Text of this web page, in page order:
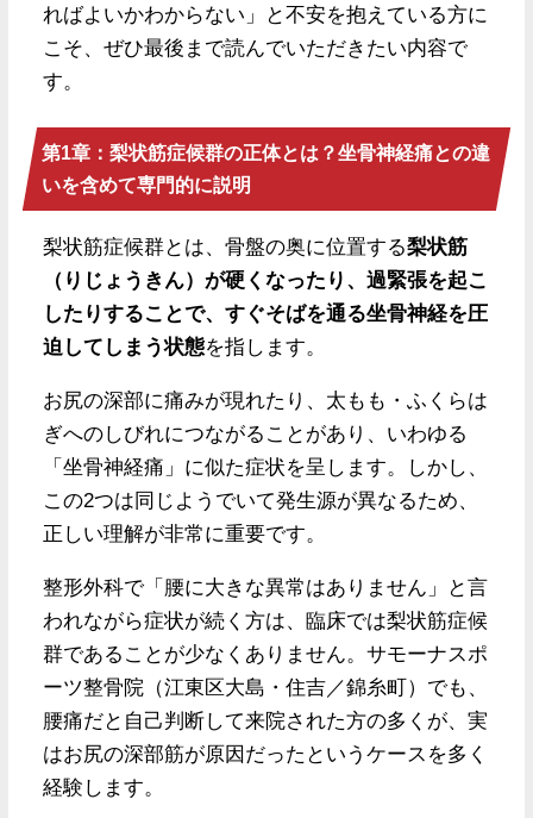
ればよいかわからない」と不安を抱えている方に
こそ、ぜひ最後まで読んでいただきたい内容で
す。
第1章：梨状筋症候群の正体とは？坐骨神経痛との違
いを含めて専門的に説明
梨状筋症候群とは、骨盤の奥に位置する梨状筋
（りじょうきん）が硬くなったり、過緊張を起こ
したりすることで、すぐそばを通る坐骨神経を圧
迫してしまう状態を指します。
お尻の深部に痛みが現れたり、太もも・ふくらは
ぎへのしびれにつながることがあり、いわゆる
「坐骨神経痛」に似た症状を呈します。しかし、
この2つは同じようでいて発生源が異なるため、
正しい理解が非常に重要です。
整形外科で「腰に大きな異常はありません」と言
われながら症状が続く方は、臨床では梨状筋症候
群であることが少なくありません。サモーナスポ
ーツ整骨院（江東区大島・住吉／錦糸町）でも、
腰痛だと自己判断して来院された方の多くが、実
はお尻の深部筋が原因だったというケースを多く
経験します。